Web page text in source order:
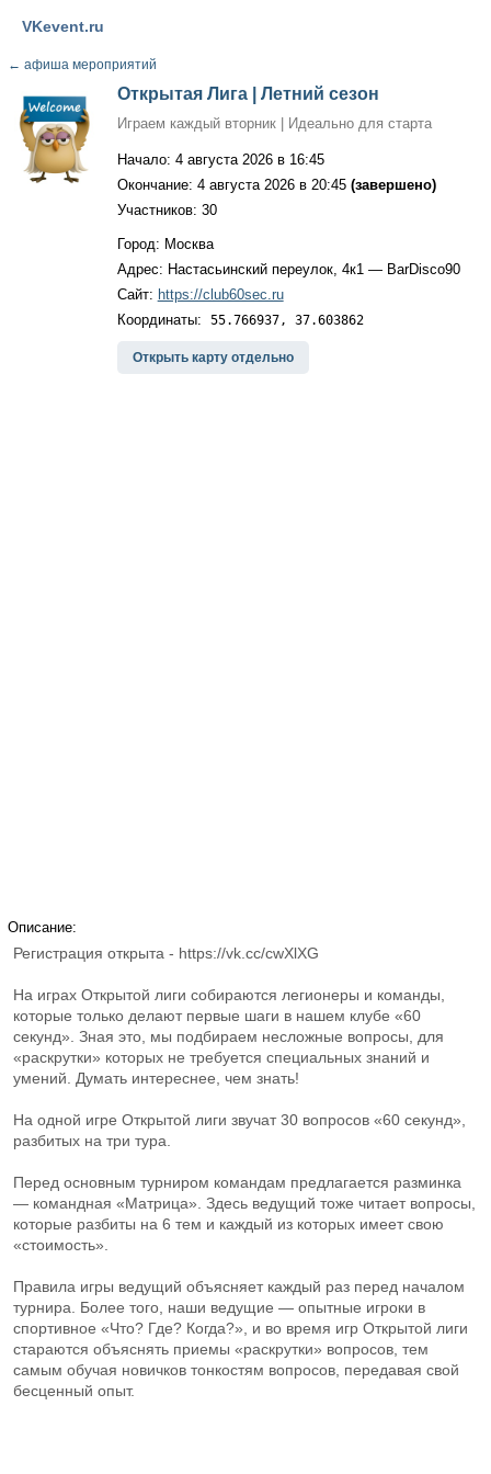
VKevent.ru
← афиша мероприятий
Открытая Лига | Летний сезон
Играем каждый вторник | Идеально для старта
Начало: 4 августа 2026 в 16:45
Окончание: 4 августа 2026 в 20:45 (завершено)
Участников: 30
Город: Москва
Адрес: Настасьинский переулок, 4к1 — BarDisco90
Сайт: https://club60sec.ru
Координаты: 55.766937, 37.603862
Открыть карту отдельно
Описание:
Регистрация открыта - https://vk.cc/cwXlXG
На играх Открытой лиги собираются легионеры и команды,
которые только делают первые шаги в нашем клубе «60
секунд». Зная это, мы подбираем несложные вопросы, для
«раскрутки» которых не требуется специальных знаний и
умений. Думать интереснее, чем знать!
На одной игре Открытой лиги звучат 30 вопросов «60 секунд»,
разбитых на три тура.
Перед основным турниром командам предлагается разминка
— командная «Матрица». Здесь ведущий тоже читает вопросы,
которые разбиты на 6 тем и каждый из которых имеет свою
«стоимость».
Правила игры ведущий объясняет каждый раз перед началом
турнира. Более того, наши ведущие — опытные игроки в
спортивное «Что? Где? Когда?», и во время игр Открытой лиги
стараются объяснять приемы «раскрутки» вопросов, тем
самым обучая новичков тонкостям вопросов, передавая свой
бесценный опыт.